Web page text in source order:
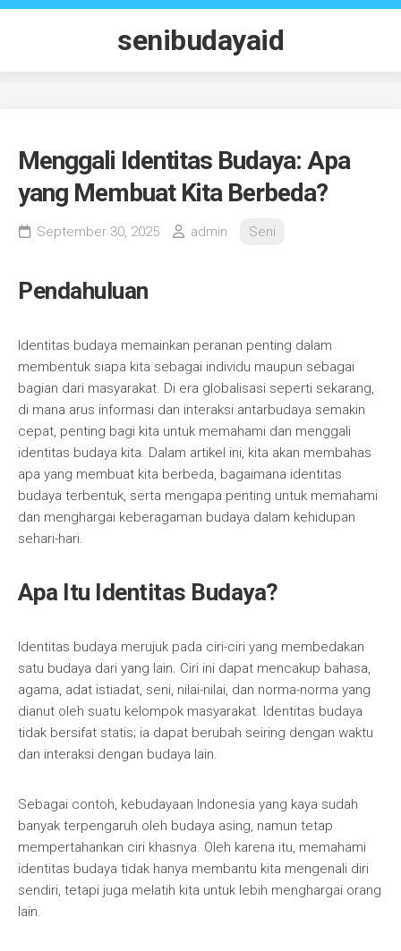
Skip
senibudayaid
Menggali Identitas Budaya: Apa
yang Membuat Kita Berbeda?
September 30, 2025 admin Seni
Pendahuluan
Identitas budaya memainkan peranan penting dalam
membentuk siapa kita sebagai individu maupun sebagai
bagian dari masyarakat. Di era globalisasi seperti sekarang,
di mana arus informasi dan interaksi antarbudaya semakin
cepat, penting bagi kita untuk memahami dan menggali
identitas budaya kita. Dalam artikel ini, kita akan membahas
apa yang membuat kita berbeda, bagaimana identitas
budaya terbentuk, serta mengapa penting untuk memahami
dan menghargai keberagaman budaya dalam kehidupan
sehari-hari.
Apa Itu Identitas Budaya?
Identitas budaya merujuk pada ciri-ciri yang membedakan
satu budaya dari yang lain. Ciri ini dapat mencakup bahasa,
agama, adat istiadat, seni, nilai-nilai, dan norma-norma yang
dianut oleh suatu kelompok masyarakat. Identitas budaya
tidak bersifat statis; ia dapat berubah seiring dengan waktu
dan interaksi dengan budaya lain.
Sebagai contoh, kebudayaan Indonesia yang kaya sudah
banyak terpengaruh oleh budaya asing, namun tetap
mempertahankan ciri khasnya. Oleh karena itu, memahami
identitas budaya tidak hanya membantu kita mengenali diri
sendiri, tetapi juga melatih kita untuk lebih menghargai orang
lain.